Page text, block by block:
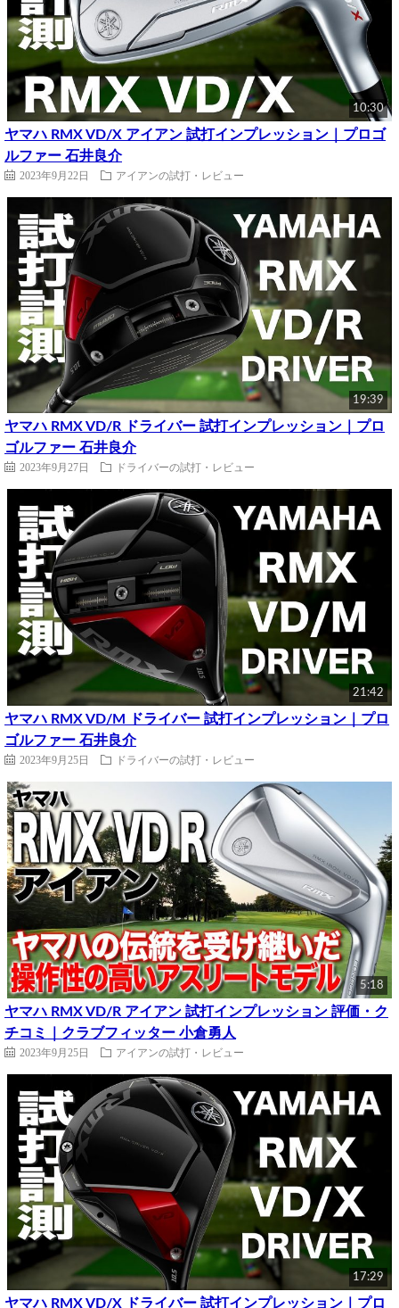
10:30
ヤマハ RMX VD/X アイアン 試打インプレッション｜プロゴ
ルファー 石井良介
2023年9月22日 アイアンの試打・レビュー
19:39
ヤマハ RMX VD/R ドライバー 試打インプレッション｜プロ
ゴルファー 石井良介
2023年9月27日 ドライバーの試打・レビュー
21:42
ヤマハ RMX VD/M ドライバー 試打インプレッション｜プロ
ゴルファー 石井良介
2023年9月25日 ドライバーの試打・レビュー
5:18
ヤマハ RMX VD/R アイアン 試打インプレッション 評価・ク
チコミ｜クラブフィッター 小倉勇人
2023年9月25日 アイアンの試打・レビュー
17:29
ヤマハ RMX VD/X ドライバー 試打インプレッション｜プロ